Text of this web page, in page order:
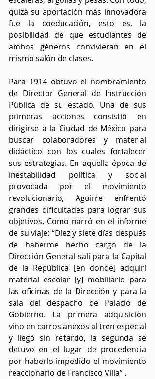
quizá su aportación más innovadora
fue la coeducación, esto es, la
posibilidad de que estudiantes de
ambos géneros convivieran en el
mismo salón de clases.
Para 1914 obtuvo el nombramiento
de Director General de Instrucción
Pública de su estado. Una de sus
primeras acciones consistió en
dirigirse a la Ciudad de México para
buscar colaboradores y material
didáctico con los cuales fortalecer
sus estrategias. En aquella época de
inestabilidad política y social
provocada por el movimiento
revolucionario, Aguirre enfrentó
grandes dificultades para lograr sus
objetivos. Como narró en el informe
de su viaje: “Diez y siete días después
de haberme hecho cargo de la
Dirección General salí para la Capital
de la República [en donde] adquirí
material escolar [y] mobiliario para
las oficinas de la Dirección y para la
sala del despacho de Palacio de
Gobierno. La primera adquisición
vino en carros anexos al tren especial
y llegó sin retardo, la segunda se
detuvo en el lugar de procedencia
por haberlo impedido el movimiento
reaccionario de Francisco Villa” .